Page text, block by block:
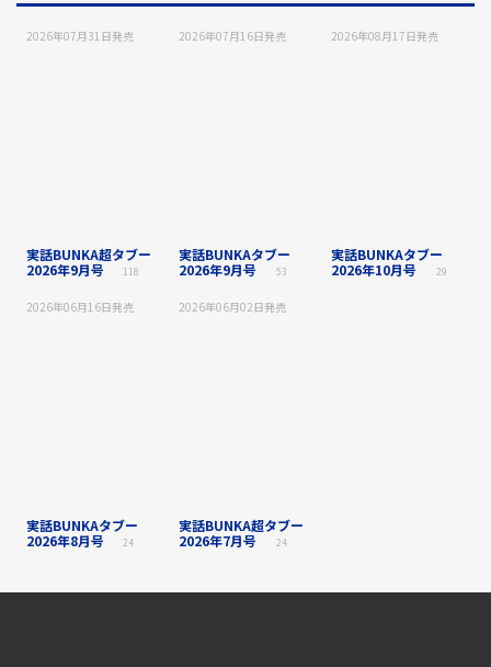
2026年07月31日発売
実話BUNKA超タブー
2026年9月号
118
2026年07月16日発売
実話BUNKAタブー
2026年9月号
53
2026年08月17日発売
実話BUNKAタブー
2026年10月号
29
2026年06月16日発売
実話BUNKAタブー
2026年8月号
24
2026年06月02日発売
実話BUNKA超タブー
2026年7月号
24